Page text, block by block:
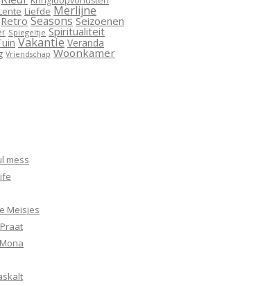
Liefde Merlijne
Retro Seasons Seizoenen
Spiegeltje Spiritualiteit
Vakantie Veranda
Vriendschap Woonkamer
mess
Meisjes